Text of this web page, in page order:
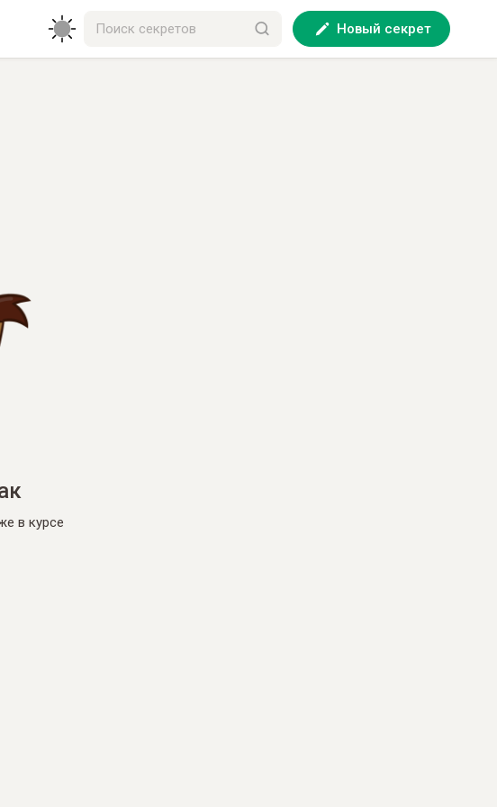
Новый секрет
в курсе